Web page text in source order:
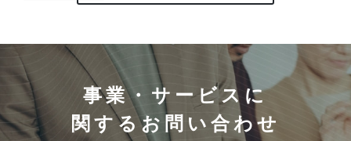
事業・サービスに
関するお問い合わせ